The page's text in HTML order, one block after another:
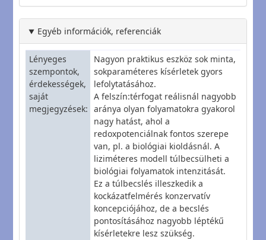
Egyéb információk, referenciák
Lényeges
szempontok,
érdekességek,
saját
megjegyzések
Nagyon praktikus eszköz sok minta,
sokparaméteres kísérletek gyors
lefolytatásához.
A felszín:térfogat reálisnál nagyobb
aránya olyan folyamatokra gyakorol
nagy hatást, ahol a
redoxpotenciálnak fontos szerepe
van, pl. a biológiai kioldásnál. A
liziméteres modell túlbecsülheti a
biológiai folyamatok intenzitását.
Ez a túlbecslés illeszkedik a
kockázatfelmérés konzervatív
koncepciójához, de a becslés
pontosításához nagyobb léptékű
kísérletekre lesz szükség.